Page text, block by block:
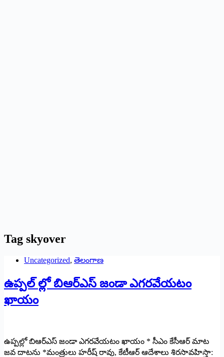
Tag skyover
Uncategorized, తెలంగాణ
ఉప్పల్ ల్లో బిఆర్ఎస్ జండా ఎగరవేయటం
ఖాయం
ఉప్పల్లో బిఆర్ఎస్ జండా ఎగరవేయటం ఖాయం * సీఎం కేసీఆర్ మాట
జవ దాటను *మంత్రులు హరీష్ రావు, కేటీఆర్ ఆదేశాలు శిరసావహిస్తా: